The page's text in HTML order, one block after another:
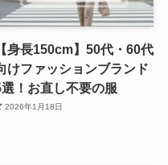
【身長150cm】50代・60代
けファッションブランド
！お直し不要の服
2026年1月18日